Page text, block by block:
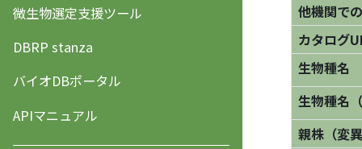
微生物選定支援ツール
DBRP stanza
バイオDBポータル
APIマニュアル
他機関で
カタログ
生物種名
生物種名
親株（変